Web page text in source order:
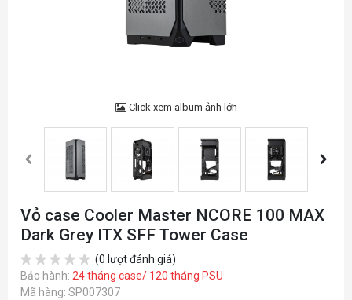
Click xem album ảnh lớn
Vỏ case Cooler Master NCORE 100 MAX
Dark Grey ITX SFF Tower Case
(0 lượt đánh giá)
Bảo hành: 24 tháng case/ 120 tháng PSU
Mã hàng: SP007307